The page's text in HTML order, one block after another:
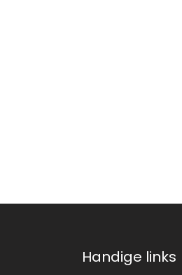
Handige links